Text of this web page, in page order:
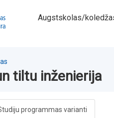
Augstskolas/
tiltu inženierija
programmas varianti